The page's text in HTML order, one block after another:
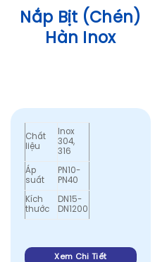
Nắp Bịt (Chén)
Hàn Inox
Chất
liệu
Inox
304,
316
Áp
suất
PN10-
PN40
Kích
thước
DN15-
DN1200
Xem Chi Tiết